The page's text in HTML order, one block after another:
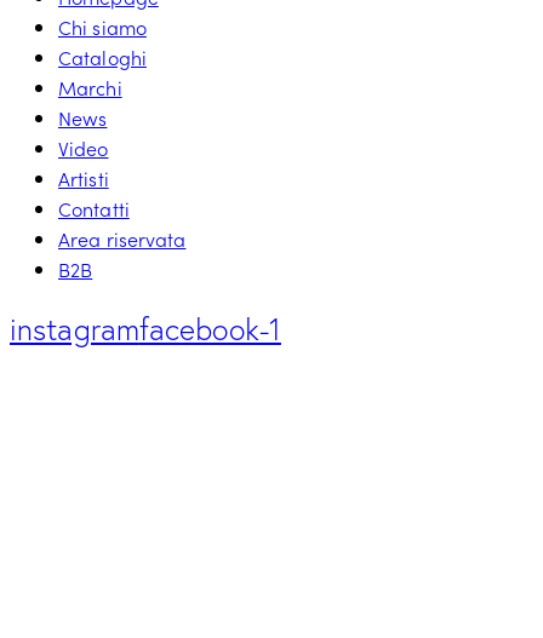
Chi siamo
Cataloghi
Marchi
News
Video
Artisti
Contatti
Area riservata
B2B
instagramfacebook-1